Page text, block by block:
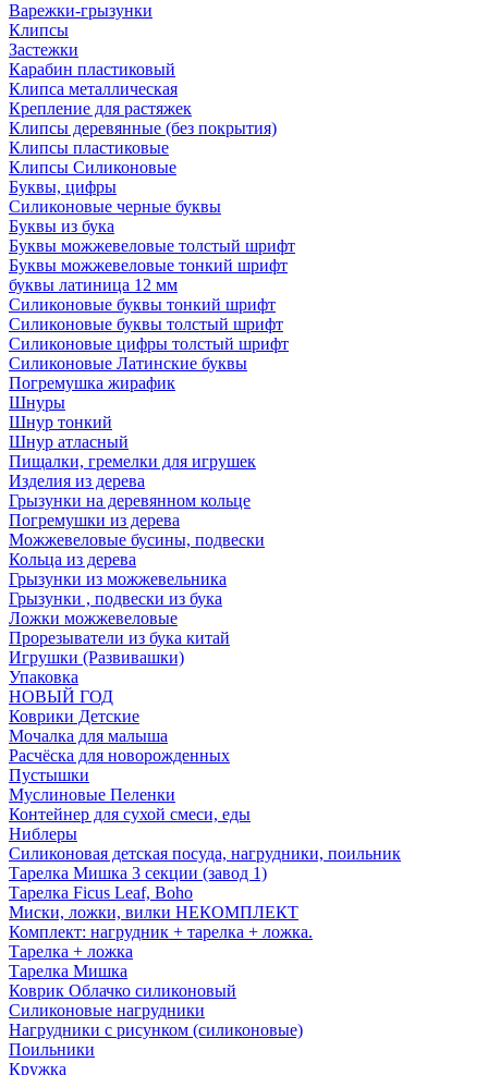
Варежки-грызунки
Клипсы
Застежки
Карабин пластиковый
Клипса металлическая
Крепление для растяжек
Клипсы деревянные (без покрытия)
Клипсы пластиковые
Клипсы Силиконовые
Буквы, цифры
Силиконовые черные буквы
Буквы из бука
Буквы можжевеловые толстый шрифт
Буквы можжевеловые тонкий шрифт
буквы латиница 12 мм
Силиконовые буквы тонкий шрифт
Силиконовые буквы толстый шрифт
Силиконовые цифры толстый шрифт
Силиконовые Латинские буквы
Погремушка жирафик
Шнуры
Шнур тонкий
Шнур атласный
Пищалки, гремелки для игрушек
Изделия из дерева
Грызунки на деревянном кольце
Погремушки из дерева
Можжевеловые бусины, подвески
Кольца из дерева
Грызунки из можжевельника
Грызунки , подвески из бука
Ложки можжевеловые
Прорезыватели из бука китай
Игрушки (Развивашки)
Упаковка
НОВЫЙ ГОД
Коврики Детские
Мочалка для малыша
Расчёска для новорожденных
Пустышки
Муслиновые Пеленки
Контейнер для сухой смеси, еды
Ниблеры
Силиконовая детская посуда, нагрудники, поильник
Тарелка Мишка 3 секции (завод 1)
Тарелка Ficus Leaf, Boho
Миски, ложки, вилки НЕКОМПЛЕКТ
Комплект: нагрудник + тарелка + ложка.
Тарелка + ложка
Тарелка Мишка
Коврик Облачко силиконовый
Силиконовые нагрудники
Нагрудники с рисунком (силиконовые)
Поильники
Кружка